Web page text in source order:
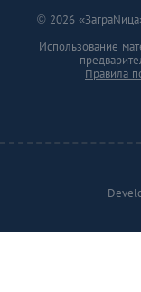
© 2026
Использование
Правила